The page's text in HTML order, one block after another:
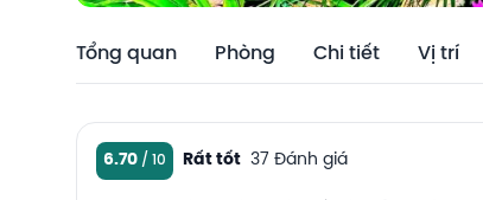
Tổng quan Phòng Chi tiết Vị trí
6.70 Rất tốt 37 Đánh giá